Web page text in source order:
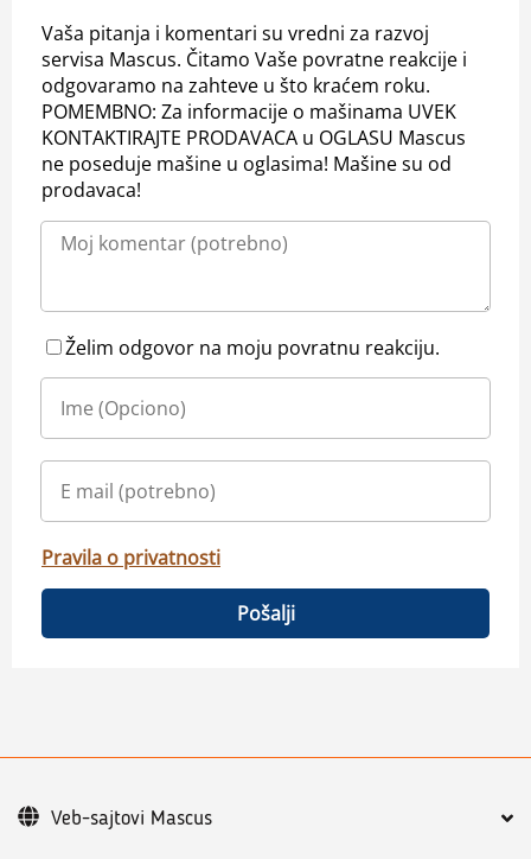
Vaša pitanja i komentari su vredni za razvoj
servisa Mascus. Čitamo Vaše povratne reakcije i
odgovaramo na zahteve u što kraćem roku.
POMEMBNO: Za informacije o mašinama UVEK
KONTAKTIRAJTE PRODAVACA u OGLASU Mascus
ne poseduje mašine u oglasima! Mašine su od
prodavaca!
Želim odgovor na moju povratnu reakciju.
Pravila o privatnosti
Pošalji
Veb-sajtovi Mascus